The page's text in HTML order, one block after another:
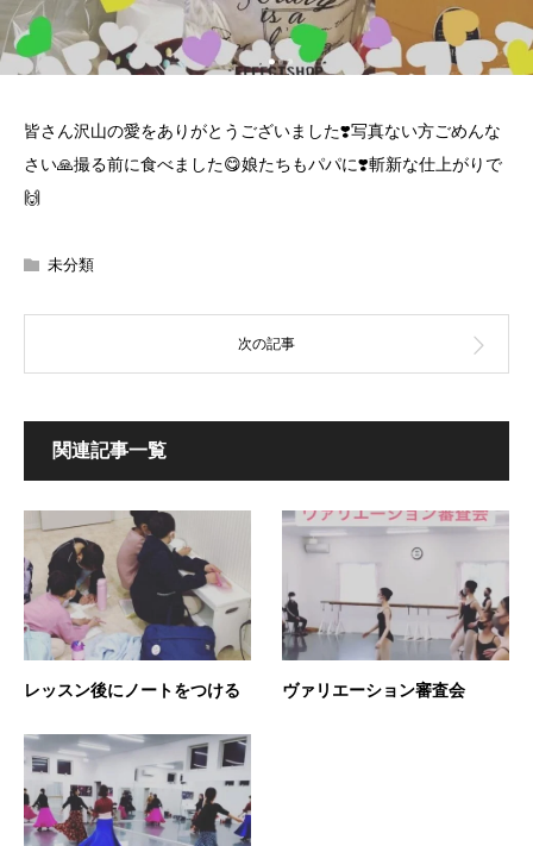
皆さん沢山の愛をありがとうございました❣️写真ない方ごめんな
さい🙏撮る前に食べました😋娘たちもパパに❣️斬新な仕上がりで
🙌
未分類
関連記事一覧
レッスン後にノートをつける ヴァリエーション審査会